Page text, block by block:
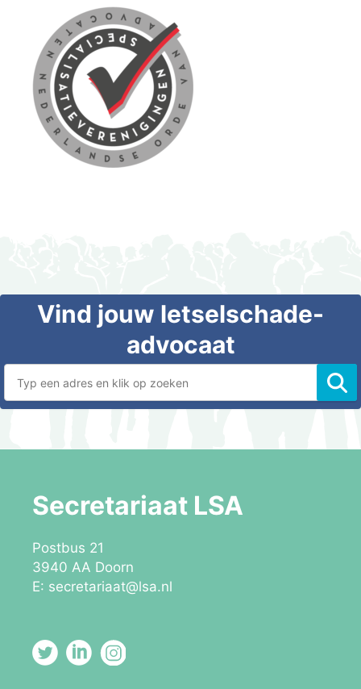
Secretariaat LSA
Postbus 21
3940 AA Doorn
E: secretariaat@lsa.nl